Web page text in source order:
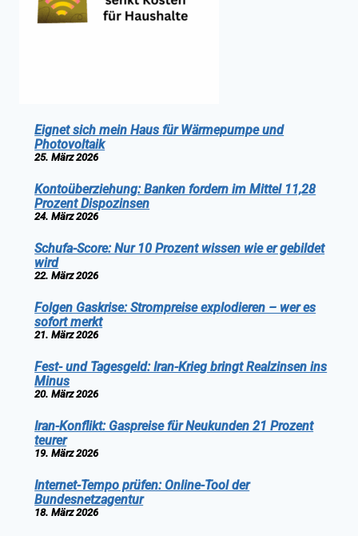
Eignet sich mein Haus für Wärmepumpe und
Photovoltaik
25. März 2026
Kontoüberziehung: Banken fordern im Mittel 11,28
Prozent Dispozinsen
24. März 2026
Schufa-Score: Nur 10 Prozent wissen wie er gebildet
wird
22. März 2026
Folgen Gaskrise: Strompreise explodieren – wer es
sofort merkt
21. März 2026
Fest- und Tagesgeld: Iran-Krieg bringt Realzinsen ins
Minus
20. März 2026
Iran-Konflikt: Gaspreise für Neukunden 21 Prozent
teurer
19. März 2026
Internet-Tempo prüfen: Online-Tool der
Bundesnetzagentur
18. März 2026